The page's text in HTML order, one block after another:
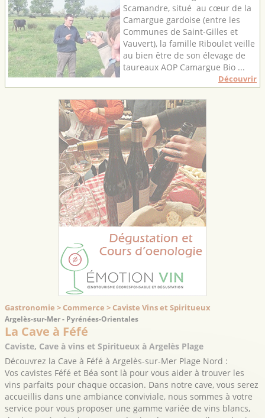
Scamandre, situé au cœur de la
Camargue gardoise (entre les
Communes de Saint-Gilles et
Vauvert), la famille Riboulet veille
au bien être de son élevage de
taureaux AOP Camargue Bio ...
Découvrir
Gastronomie > Commerce > Caviste Vins et Spiritueux
Argelès-sur-Mer - Pyrénées-Orientales
La Cave à Féfé
Caviste, Cave à vins et Spiritueux à Argelès Plage
Découvrez la Cave à Féfé à Argelès-sur-Mer Plage Nord :
Vos cavistes Féfé et Béa sont là pour vous aider à trouver les
vins parfaits pour chaque occasion. Dans notre cave, vous serez
accueillis dans une ambiance conviviale, nous sommes à votre
service pour vous proposer une gamme variée de vins blancs,